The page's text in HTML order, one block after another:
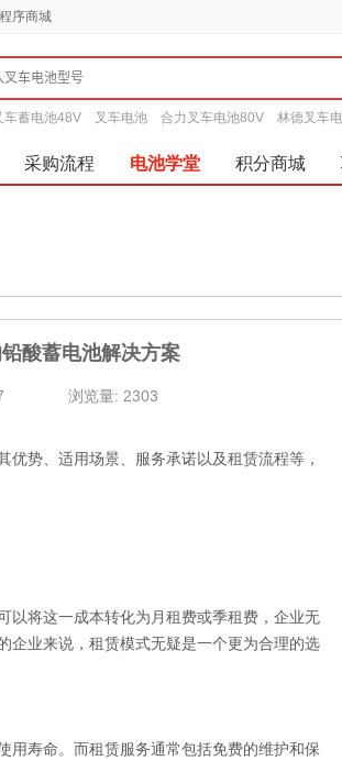
序商城
车蓄电池48V 叉车电池 合力叉车电池80V 林德叉车
采购流程 电池学堂 积分商城
酸蓄电池解决方案
浏览量: 2303
势、适用场景、服务承诺以及租赁流程等，
以将这一成本转化为月租费或季租费，企业无
企业来说，租赁模式无疑是一个更为合理的选
用寿命。而租赁服务通常包括免费的维护和保